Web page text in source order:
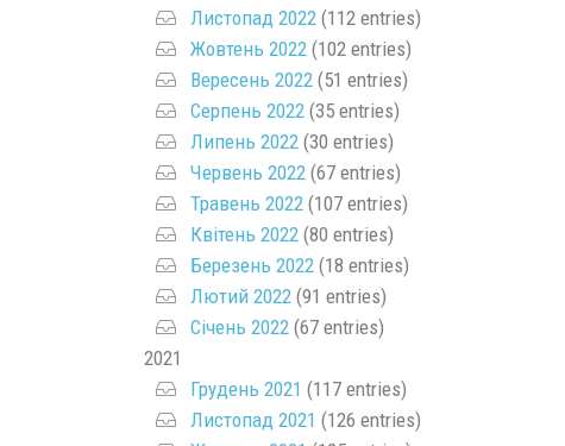
Листопад 2022(112 entries)
Жовтень 2022(102 entries)
Вересень 2022(51 entries)
Серпень 2022(35 entries)
Липень 2022(30 entries)
Червень 2022(67 entries)
Травень 2022(107 entries)
Квітень 2022(80 entries)
Березень 2022(18 entries)
Лютий 2022(91 entries)
Січень 2022(67 entries)
2021
Грудень 2021 (117 entries)
Листопад 2021 (126 entries)